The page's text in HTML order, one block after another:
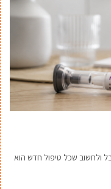
ולחשוב שכל טיפול חדש הוא